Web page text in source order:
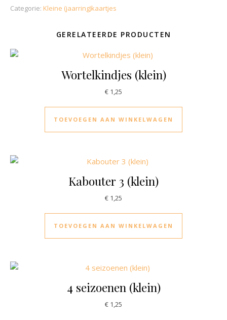
Categorie: Kleine (jaarring)kaartjes
GERELATEERDE PRODUCTEN
Wortelkindjes (klein)
€ 1,25
TOEVOEGEN AAN WINKELWAGEN
Kabouter 3 (klein)
€ 1,25
TOEVOEGEN AAN WINKELWAGEN
4 seizoenen (klein)
€ 1,25